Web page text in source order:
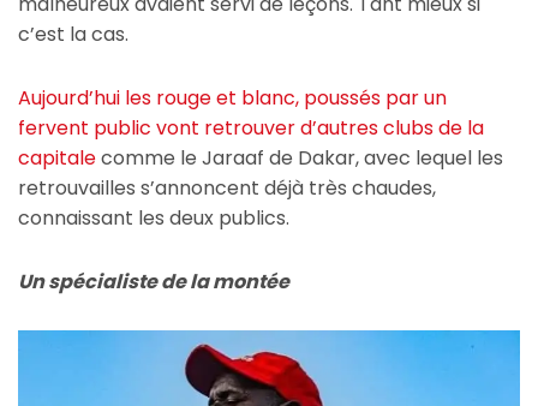
c’est la cas.
Aujourd’hui les rouge et blanc, poussés par un
fervent public vont retrouver d’autres clubs de la
capitalecomme le Jaraaf de Dakar, avec lequel les
retrouvailles s’annoncent déjà très chaudes,
connaissant les deux publics.
Un spécialiste de la montée